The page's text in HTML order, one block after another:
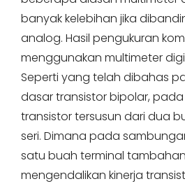
banyak kelebihan jika
analog. Hasil pengukuran
menggunakan multimeter
Seperti yang telah dibahas
dasar transistor bipolar,
transistor tersusun dari dua
seri. Dimana pada
satu buah terminal
mengendalikan kinerja